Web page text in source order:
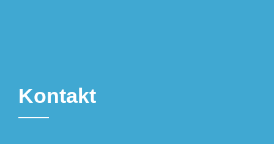
Kontakt